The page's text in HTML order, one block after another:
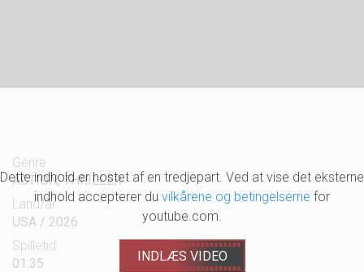
Dette indhold er hostet af en tredjepart. Ved at vise det eksterne
indhold accepterer du vilkårene og betingelserne for
youtube.com.
INDLÆS VIDEO
Genre
ACTION, THRILLER
Land/år
USA / 2026
Spilletid
01:35